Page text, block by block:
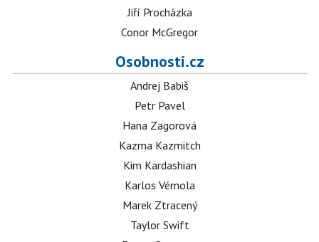
Jiří Procházka
Conor McGregor
Osobnosti.cz
Andrej Babiš
Petr Pavel
Hana Zagorová
Kazma Kazmitch
Kim Kardashian
Karlos Vémola
Marek Ztracený
Taylor Swift